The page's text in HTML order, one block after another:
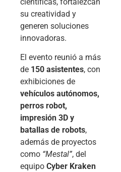
su creatividad y
generen soluciones
innovadoras.
El evento reunió a más
de 150 asistentes, con
exhibiciones de
vehículos autónomos,
perros robot,
impresión 3D y
batallas de robots,
además de proyectos
como “Mestal”, del
equipo Cyber Kraken